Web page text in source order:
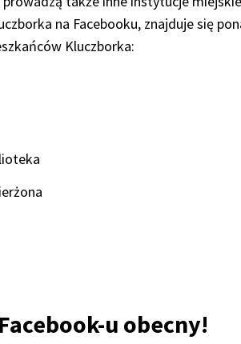
na Facebooku, znajduje się
Kluczborka:
u obecny!